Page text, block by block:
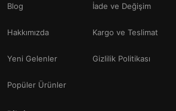
Blog
Hakkımızda
Yeni Gelenler
Popüler Ürünler
İade ve Değişim
Kargo ve Teslimat
Gizlilik Politikası